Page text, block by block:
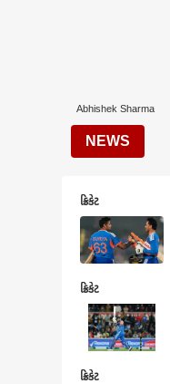
Abhishek Sharma
NEWS
ક્રિકેટ
ક્રિકેટ
ક્રિકેટ